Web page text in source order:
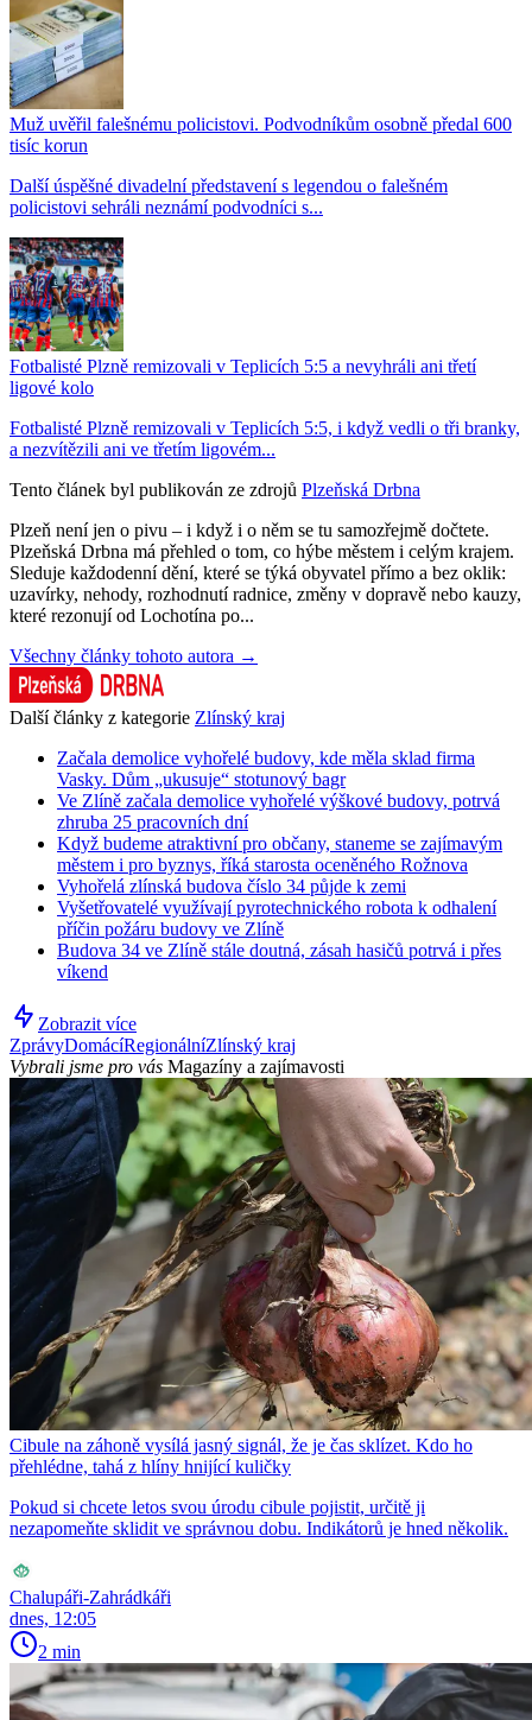
Muž uvěřil falešnému policistovi. Podvodníkům osobně předal 600
tisíc korun
Další úspěšné divadelní představení s legendou o falešném
policistovi sehráli neznámí podvodníci s...
Fotbalisté Plzně remizovali v Teplicích 5:5 a nevyhráli ani třetí
ligové kolo
Fotbalisté Plzně remizovali v Teplicích 5:5, i když vedli o tři branky,
a nezvítězili ani ve třetím ligovém...
Tento článek byl publikován ze zdrojů Plzeňská Drbna
Plzeň není jen o pivu – i když i o něm se tu samozřejmě dočtete.
Plzeňská Drbna má přehled o tom, co hýbe městem i celým krajem.
Sleduje každodenní dění, které se týká obyvatel přímo a bez oklik:
uzavírky, nehody, rozhodnutí radnice, změny v dopravě nebo kauzy,
které rezonují od Lochotína po...
Všechny články tohoto autora →
Další články z kategorie Zlínský kraj
Začala demolice vyhořelé budovy, kde měla sklad firma
Vasky. Dům „ukusuje“ stotunový bagr
Ve Zlíně začala demolice vyhořelé výškové budovy, potrvá
zhruba 25 pracovních dní
Když budeme atraktivní pro občany, staneme se zajímavým
městem i pro byznys, říká starosta oceněného Rožnova
Vyhořelá zlínská budova číslo 34 půjde k zemi
Vyšetřovatelé využívají pyrotechnického robota k odhalení
příčin požáru budovy ve Zlíně
Budova 34 ve Zlíně stále doutná, zásah hasičů potrvá i přes
víkend
Zobrazit více
ZprávyDomácíRegionálníZlínský kraj
Vybrali jsme pro vás Magazíny a zajímavosti
Cibule na záhoně vysílá jasný signál, že je čas sklízet. Kdo ho
přehlédne, tahá z hlíny hnijící kuličky
Pokud si chcete letos svou úrodu cibule pojistit, určitě ji
nezapomeňte sklidit ve správnou dobu. Indikátorů je hned několik.
Chalupáři-Zahrádkáři
dnes, 12:05
2 min